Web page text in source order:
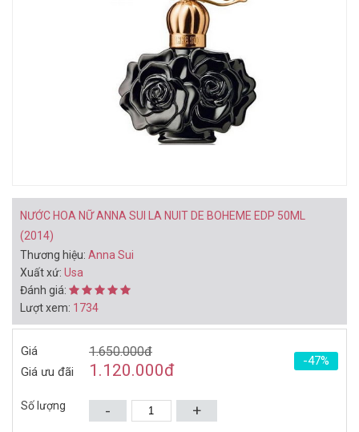
NƯỚC HOA NỮ ANNA SUI LA NUIT DE BOHEME EDP 50ML
(2014)
Thương hiệu: Anna Sui
Xuất xứ: Usa
Đánh giá:
Lượt xem: 1734
Giá 1.650.000đ
Giá ưu đãi 1.120.000đ -47%
Số lượng +
-
NƯỚC HOA NỮ JIMMY
CHOO ILLICIT EDP 10ML -
Mua ngay
NƯỚC HOA NỮ JIMMY
CHOO ILLICIT EDP 40ML
Mua ngay
NƯỚC HOA NỮ ESTEE
MYSTIQUE EDP 100ML
(2013)
3.500.000đ 2.189.000đ
NƯỚC HOA UNISEX TOM
4.619.000đ